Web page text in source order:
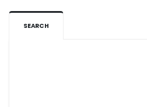
SEARCH